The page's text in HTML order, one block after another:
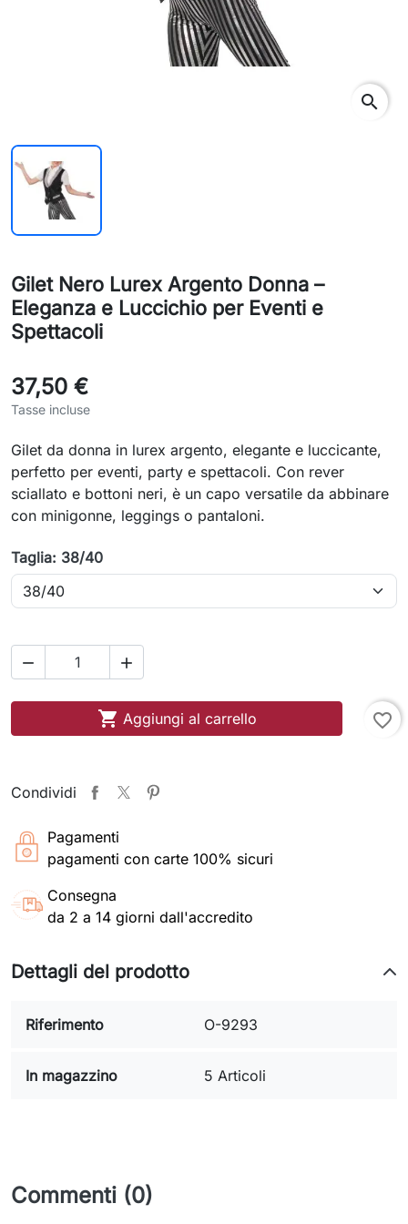
search
Gilet Nero Lurex Argento Donna –
Eleganza e Luccichio per Eventi e
Spettacoli
37,50 €
Tasse incluse
Gilet da donna in lurex argento, elegante e luccicante,
perfetto per eventi, party e spettacoli. Con rever
sciallato e bottoni neri, è un capo versatile da abbinare
con minigonne, leggings o pantaloni.
Taglia: 38/40
 
 Aggiungi al carrello favorite_border
Condividi
Pagamenti
pagamenti con carte 100% sicuri
Consegna
da 2 a 14 giorni dall'accredito
Dettagli del prodotto
Riferimento O-9293
In magazzino 5 Articoli
Commenti (0)